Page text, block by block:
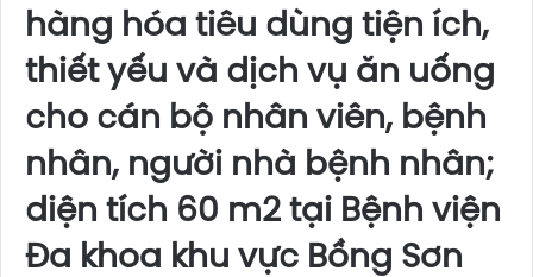
hàng hóa tiêu dùng tiện ích,
thiết yếu và dịch vụ ăn uống
cho cán bộ nhân viên, bệnh
nhân, người nhà bệnh nhân;
diện tích 60 m2 tại Bệnh viện
Đa khoa khu vực Bồng Sơn